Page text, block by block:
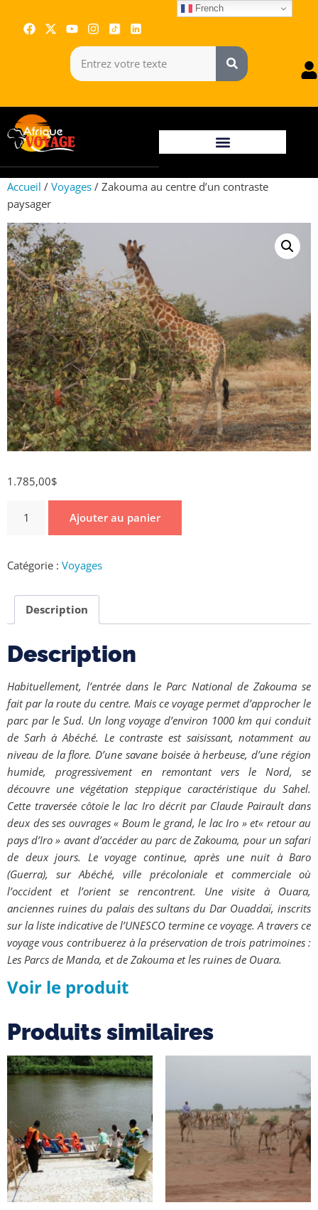
Accueil / Voyages / Zakouma au centre d’un contraste
paysager
1.785,00$
Ajouter au panier
Catégorie : Voyages
Description
Description
Habituellement, l’entrée dans le Parc National de Zakouma se
fait par la route du centre. Mais ce voyage permet d’approcher le
parc par le Sud. Un long voyage d’environ 1000 km qui conduit
de Sarh à Abéché. Le contraste est saisissant, notamment au
niveau de la flore. D’une savane boisée à herbeuse, d’une région
humide, progressivement en remontant vers le Nord, se
découvre une végétation steppique caractéristique du Sahel.
Cette traversée côtoie le lac Iro décrit par Claude Pairault dans
deux des ses ouvrages « Boum le grand, le lac Iro » et« retour au
pays d’Iro » avant d’accéder au parc de Zakouma, pour un safari
de deux jours. Le voyage continue, après une nuit à Baro
(Guerra), sur Abéché, ville précoloniale et commerciale où
l’occident et l’orient se rencontrent. Une visite à Ouara,
anciennes ruines du palais des sultans du Dar Ouaddaï, inscrits
sur la liste indicative de l’UNESCO termine ce voyage. A travers ce
voyage vous contribuerez à la préservation de trois patrimoines :
Les Parcs de Manda, et de Zakouma et les ruines de Ouara.
Voir le produit
Produits similaires
French